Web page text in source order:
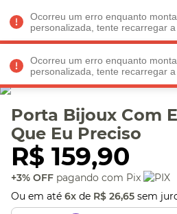
Ocorreu um erro enquanto
personalizada, tente recarregar
Ocorreu um erro enquanto
personalizada, tente recarregar
Faltam
Veja produtos perto de
Porta Bijoux Com
Que Eu Preciso
R$ 159,90
+3% OFF pagando com Pix
Ou em até 6x de R$ 26,65 sem